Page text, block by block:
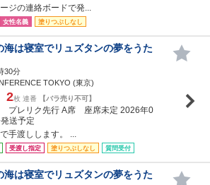
ジの連絡ボードで発...
女性名義 塗りつぶしなし
海は寝室でリュズタンの夢をうた
30分
TOKYO (東京)
2枚 連番 【バラ売り不可】
プレリク先行 A席 座席未定 2026年0
送予定
手渡しします。 ...
受渡し指定 塗りつぶしなし 質問受付
海は寝室でリュズタンの夢をうた